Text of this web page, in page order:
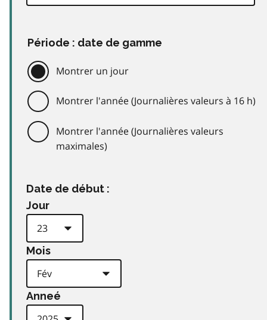
Période : date de gamme
Montrer un jour
Montrer l'année (Journalières valeurs à 16 h)
Montrer l'année (Journalières valeurs
maximales)
Date de début :
Jour
Mois
Anneé